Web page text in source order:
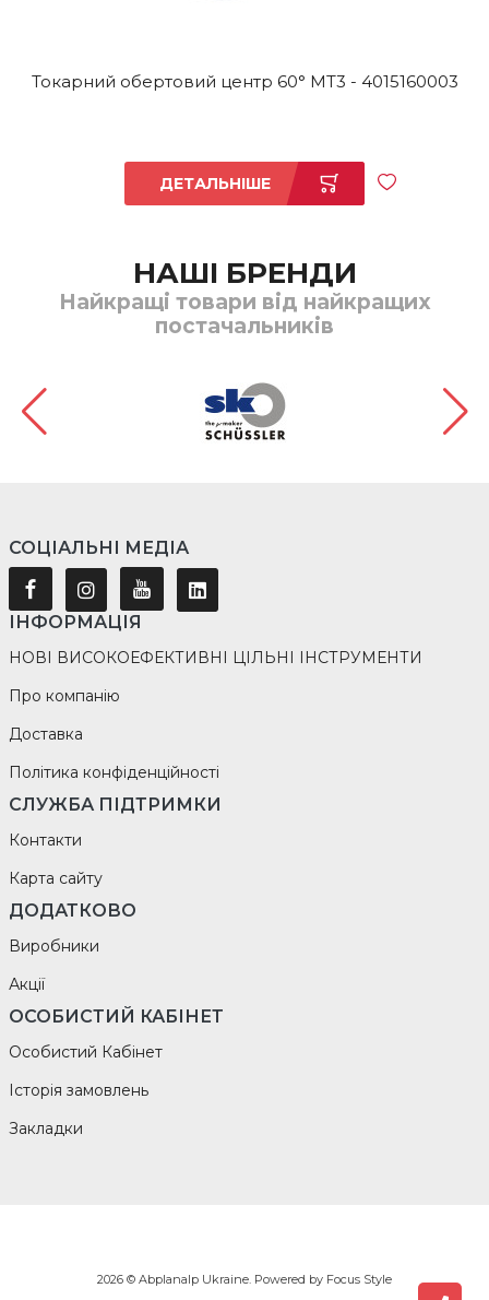
Токарний обертовий центр 60° MT3 - 4015160003
ДЕТАЛЬНІШЕ
НАШІ БРЕНДИ
Найкращі товари від найкращих
постачальників
СОЦІАЛЬНІ МЕДІА
ІНФОРМАЦІЯ
НОВІ ВИСОКОЕФЕКТИВНІ ЦІЛЬНІ ІНСТРУМЕНТИ
Про компанію
Доставка
Політика конфіденційності
СЛУЖБА ПІДТРИМКИ
Контакти
Карта сайту
ДОДАТКОВО
Виробники
Акції
ОСОБИСТИЙ КАБІНЕТ
Особистий Кабінет
Історія замовлень
Закладки
2026 © Abplanalp Ukraine. Powered by Focus Style